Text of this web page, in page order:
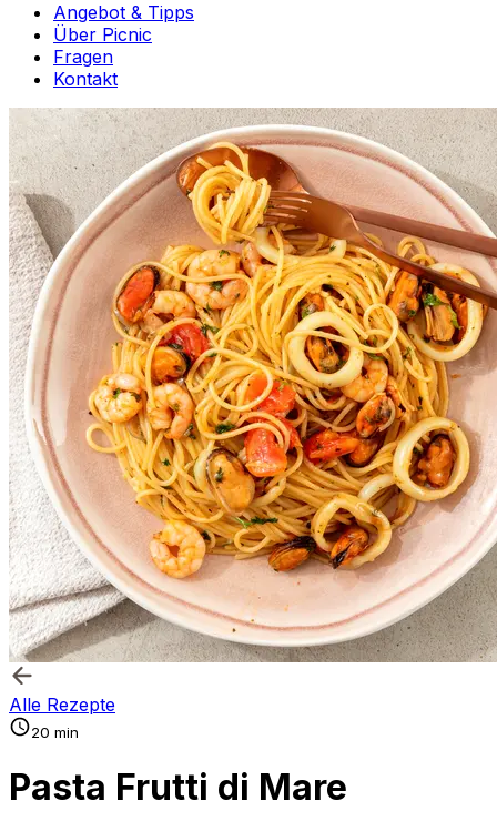
Angebot & Tipps
Über Picnic
Fragen
Kontakt
Alle Rezepte
20 min
Pasta Frutti di Mare